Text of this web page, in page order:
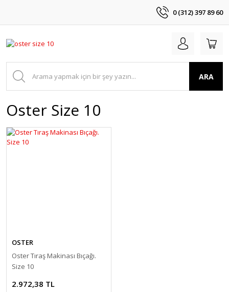
0 (312) 397 89 60
ARA
Oster Size 10
OSTER
Oster Tıraş Makinası Bıçağı.
Size 10
2.972,38 TL